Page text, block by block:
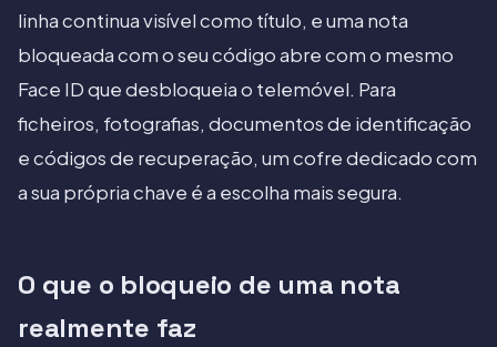
linha continua visível como título, e uma nota
bloqueada com o seu código abre com o mesmo
Face ID que desbloqueia o telemóvel. Para
ficheiros, fotografias, documentos de identificação
e códigos de recuperação, um cofre dedicado com
a sua própria chave é a escolha mais segura.
O que o bloqueio de uma nota
realmente faz